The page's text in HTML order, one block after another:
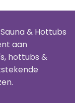
& Hottubs
aan
hottubs &